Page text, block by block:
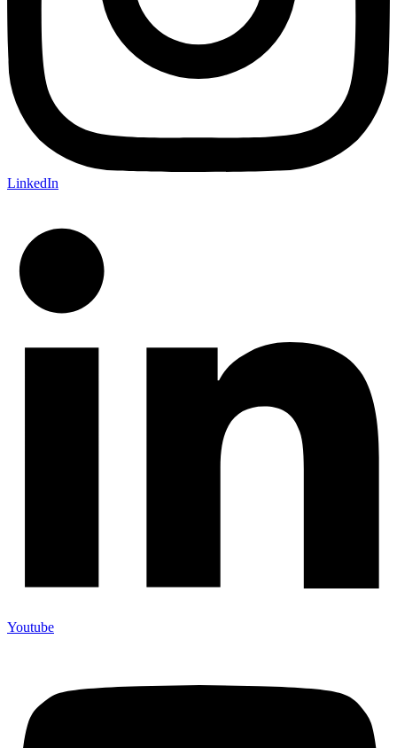
LinkedIn
Youtube